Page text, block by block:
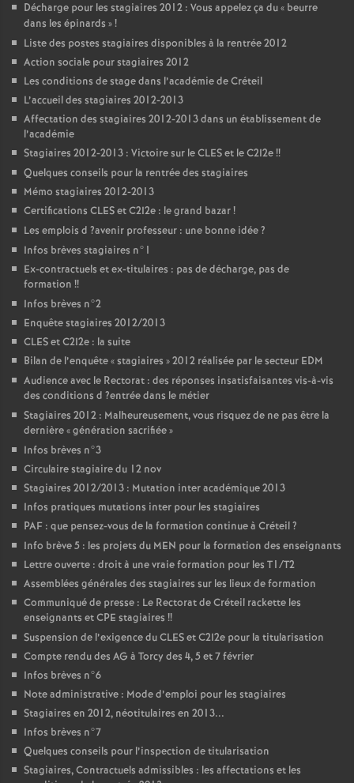
Décharge pour les stagiaires 2012 : Vous appelez ça du « beurre
dans les épinards »!
Liste des postes stagiaires disponibles à la rentrée 2012
Action sociale pour stagiaires 2012
Les conditions de stage dans l’académie de Créteil
L’accueil des stagiaires 2012-2013
Affectation des stagiaires 2012-2013 dans un établissement de
l’académie
Stagiaires 2012-2013 : Victoire sur leCLESet le C2I2e!!
Quelques conseils pour la rentrée des stagiaires
Mémo stagiaires 2012-2013
Certifications CLESet C2I2e : le grand bazar!
Les emplois d ?avenir professeur : une bonne idée?
Infos brèves stagiaires n°1
Ex-contractuels et ex-titulaires : pas de décharge, pas de
formation !!
Infos brèves n°2
Enquête stagiaires 2012/2013
CLESet C2I2e : la suite
Bilan de l’enquête «stagiaires » 2012 réalisée par le secteur EDM
Audience avec le Rectorat : des réponses insatisfaisantes vis-à-vis
des conditions d ?entrée dans le métier
Stagiaires 2012 : Malheureusement, vous risquez de ne pas être la
dernière «génération sacrifiée»
Infos brèves n°3
Circulaire stagiaire du 12 nov
Stagiaires 2012/2013 : Mutation inter académique 2013
Infos pratiques mutations inter pour les stagiaires
PAF : que pensez-vous de la formation continue à Créteil?
Info brève 5 : les projets du MEN pour la formation des enseignants
Lettre ouverte : droit à une vraie formation pour les T1/T2
Assemblées générales des stagiaires sur les lieux de formation
Communiqué de presse : Le Rectorat de Créteil rackette les
enseignants etCPE stagiaires !!
Suspension de l’exigence duCLESet C2I2e pour la titularisation
Compte rendu des AG à Torcy des 4, 5 et 7 février
Infos brèves n°6
Note administrative : Mode d’emploi pour les stagiaires
Stagiaires en 2012, néotitulaires en 2013...
Infos brèves n°7
Quelques conseils pour l’inspection de titularisation
Stagiaires, Contractuels admissibles : les affectations et les